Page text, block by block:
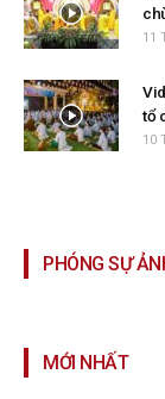
11
tổ
10
PHÓNG SỰ
MỚI NHẤT